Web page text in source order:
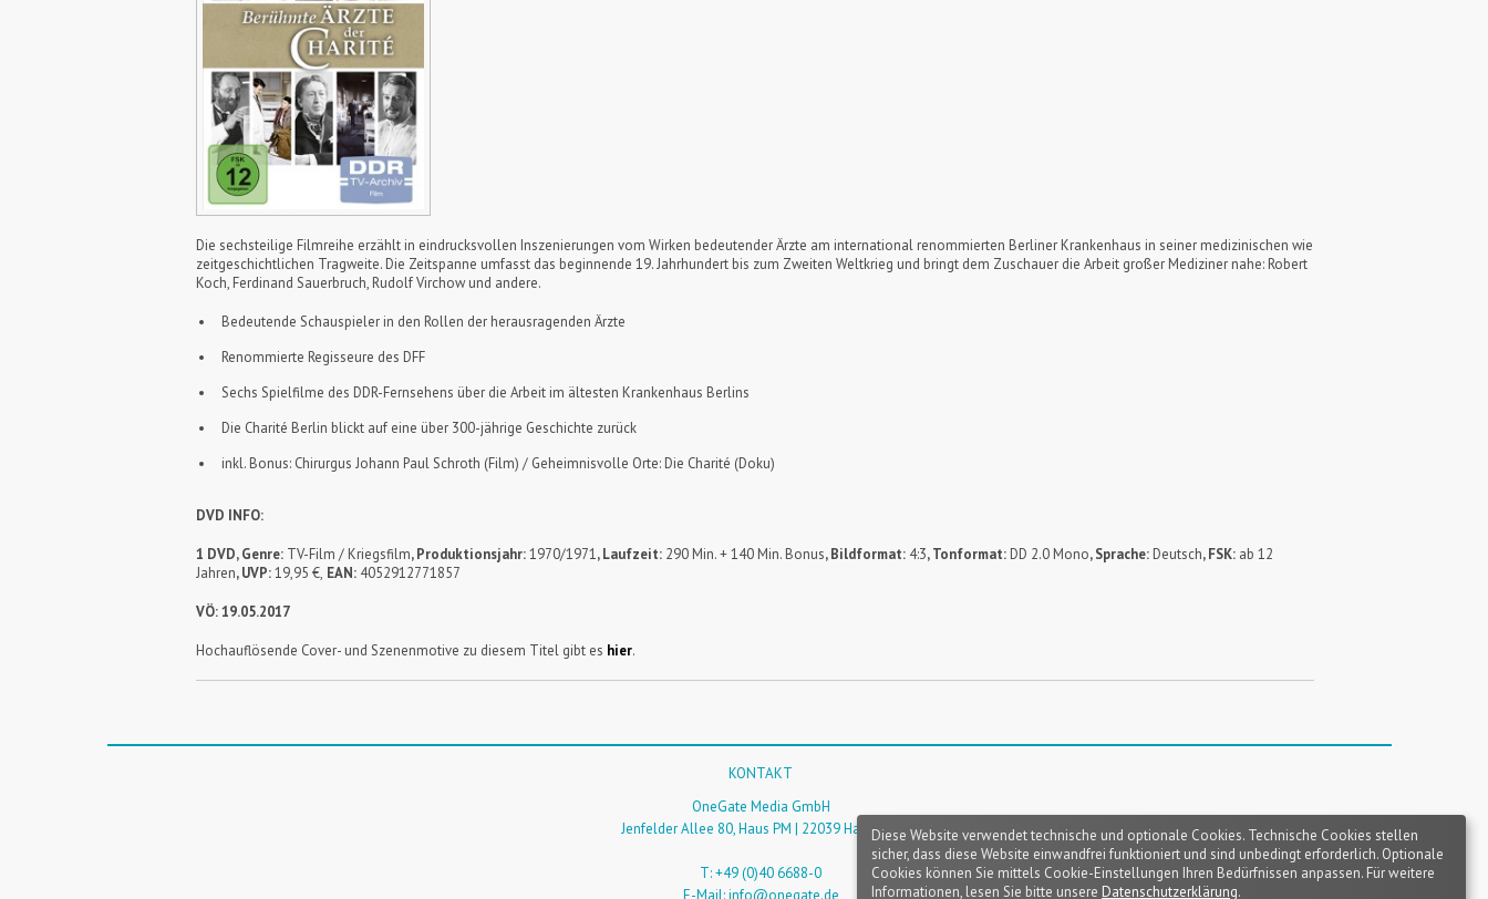
Die sechsteilige Filmreihe erzählt in eindrucksvollen Inszenierungen vom Wirken bedeutender Ärzte am international renommierten Berliner Krankenhaus in seiner medizinischen wie
zeitgeschichtlichen Tragweite. Die Zeitspanne umfasst das beginnende 19. Jahrhundert bis zum Zweiten Weltkrieg und bringt dem Zuschauer die Arbeit großer Mediziner nahe: Robert
Koch, Ferdinand Sauerbruch, Rudolf Virchow und andere.
Bedeutende Schauspieler in den Rollen der herausragenden Ärzte
Renommierte Regisseure des DFF
Sechs Spielfilme des DDR-Fernsehens über die Arbeit im ältesten Krankenhaus Berlins
Die Charité Berlin blickt auf eine über 300-jährige Geschichte zurück
inkl. Bonus: Chirurgus Johann Paul Schroth (Film) / Geheimnisvolle Orte: Die Charité (Doku)
DVD INFO:
1 DVD, Genre: TV-Film / Kriegsfilm, Produktionsjahr:1970/1971, Laufzeit: 290 Min. + 140 Min. Bonus, Bildformat: 4:3, Tonformat: DD 2.0 Mono, Sprache: Deutsch, FSK: ab 12
Jahren, UVP:19,95 €, EAN: 4052912771857
VÖ: 19.05.2017
Hochauflösende Cover- und Szenenmotive zu diesem Titel gibt es hier.
KONTAKT
OneGate Media GmbH
Jenfelder Allee 80, Haus PM | 22039 Hamburg
T: +49 (0)40 6688-0
Diese Website verwendet technische und optionale Cookies. Technische Cookies stellen
sicher, dass diese Website einwandfrei funktioniert und sind unbedingt erforderlich. Optionale
Cookies können Sie mittels Cookie-Einstellungen Ihren Bedürfnissen anpassen. Für weitere
Informationen, lesen Sie bitte unsere Datenschutzerklärung.